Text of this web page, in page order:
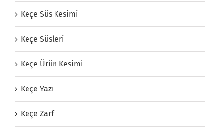
Keçe Süs Kesimi
Keçe Süsleri
Keçe Ürün Kesimi
Keçe Yazı
Keçe Zarf